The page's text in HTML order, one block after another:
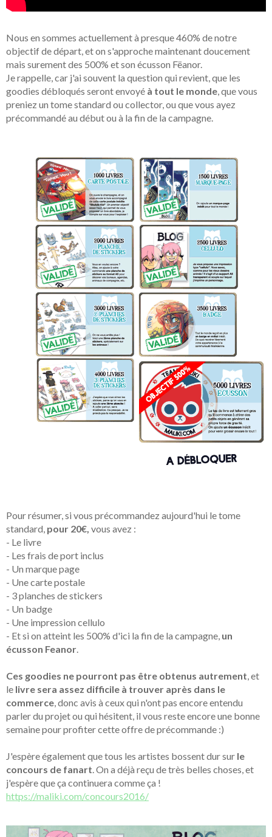
Nous en sommes actuellement à presque 460% de notre
objectif de départ, et on s'approche maintenant doucement
mais surement des 500% et son écusson Fëanor.
Je rappelle, car j'ai souvent la question qui revient, que les
goodies débloqués seront envoyé à tout le monde , que vous
preniez un tome standard ou collector, ou que vous ayez
précommandé au début ou à la fin de la campagne.
Pour résumer, si vous précommandez aujourd'hui le tome
standard, pour 20€, vous avez :
- Le livre
- Les frais de port inclus
- Un marque page
- Une carte postale
- 3 planches de stickers
- Un badge
- Une impression cellulo
- Et si on atteint les 500% d'ici la fin de la campagne, un
écusson Feanor.
Ces goodies ne pourront pas être obtenus autrement, et
le livre sera assez difficile à trouver après dans le
commerce, donc avis à ceux qui n'ont pas encore entendu
parler du projet ou qui hésitent, il vous reste encore une bonne
semaine pour profiter cette offre de précommande :)
J'espère également que tous les artistes bossent dur sur le
concours de fanart. On a déjà reçu de très belles choses, et
j'espère que ça continuera comme ça !
https://maliki.com/concours2016/